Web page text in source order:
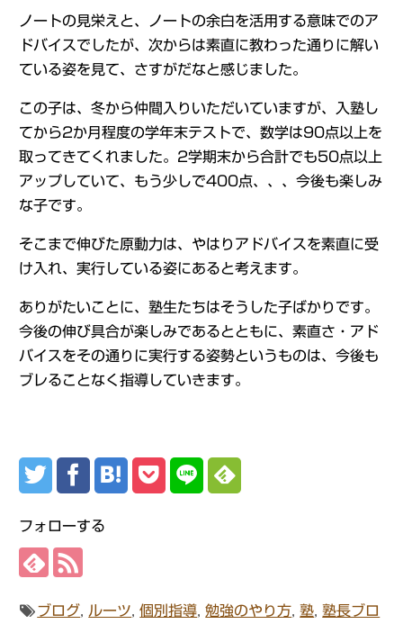
ノートの見栄えと、ノートの余白を活用する意味でのア
ドバイスでしたが、次からは素直に教わった通りに解い
ている姿を見て、さすがだなと感じました。
この子は、冬から仲間入りいただいていますが、入塾し
てから2か月程度の学年末テストで、数学は90点以上を
取ってきてくれました。2学期末から合計でも50点以上
アップしていて、もう少しで400点、、、今後も楽しみ
な子です。
そこまで伸びた原動力は、やはりアドバイスを素直に受
け入れ、実行している姿にあると考えます。
ありがたいことに、塾生たちはそうした子ばかりです。
今後の伸び具合が楽しみであるとともに、素直さ・アド
バイスをその通りに実行する姿勢というものは、今後も
ブレることなく指導していきます。
フォローする
ブログ ルーツ ,個別指導 ,勉強のやり方 ,塾 ,塾長ブロ